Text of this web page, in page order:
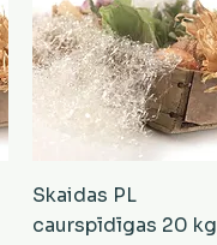
Skaidas PL
caurspīdīgas 20 kg